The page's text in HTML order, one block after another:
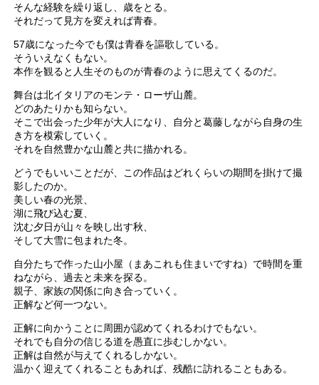
そんな経験を繰り返し、歳をとる。
それだって見方を変えれば青春。
57歳になった今でも僕は青春を謳歌している。
そういえなくもない。
本作を観ると人生そのものが青春のように思えてくるのだ。
舞台は北イタリアのモンテ・ローザ山麓。
どのあたりかも知らない。
そこで出会った少年が大人になり、自分と葛藤しながら自身の生
き方を模索していく。
それを自然豊かな山麓と共に描かれる。
どうでもいいことだが、この作品はどれくらいの期間を掛けて撮
影したのか。
美しい春の光景、
湖に飛び込む夏、
沈む夕日が山々を映し出す秋、
そして大雪に包まれた冬。
自分たちで作った山小屋（まあこれも住まいですね）で時間を重
ねながら、過去と未来を探る。
親子、家族の関係に向き合っていく。
正解など何一つない。
正解に向かうことに周囲が認めてくれるわけでもない。
それでも自分の信じる道を愚直に歩むしかない。
正解は自然が与えてくれるしかない。
温かく迎えてくれることもあれば、残酷に訪れることもある。